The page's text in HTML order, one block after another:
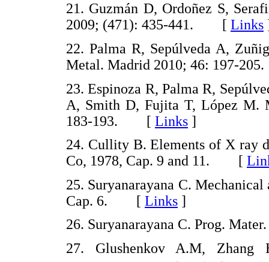
21. Guzmán D, Ordoñez S,
2009; (471): 435-441. [ Links
22. Palma R, Sepúlveda A,
Metal. Madrid 2010; 46: 197-
23. Espinoza R, Palma R,
A, Smith D, Fujita T, López M.
183-193. [ Links ]
24. Cullity B. Elements of X ray
Co, 1978, Cap. 9 and 11. [
25. Suryanarayana C.
Cap. 6. [ Links ]
26. Suryanarayana C. Prog.
27. Glushenkov A.M, Zhang